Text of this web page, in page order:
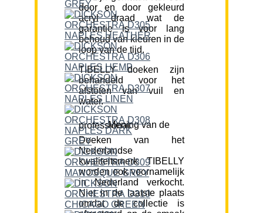
door en door gekleurd
acryl draad wat de
garantie is voor lang
behoud van kleuren in de
loop van de tijd.
TIBELLY doeken zijn
behandeld voor het
afstoten van vuil en
water.
Mening van de professional:
Doeken van het
Nederlandse
kwaliteitsmerk TIBELLY
worden ook voornamelijk
in Nederland verkocht.
Niet in de laatste plaats
omdat de collectie is